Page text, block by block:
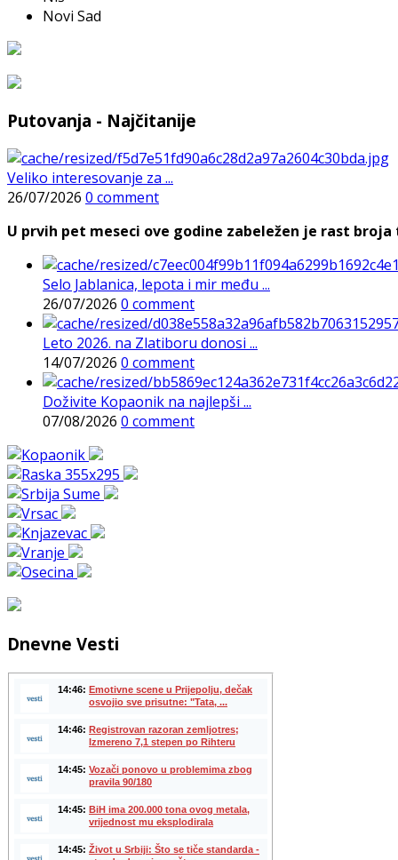
Novi Sad
Putovanja - Najčitanije
Veliko interesovanje za ...
26/07/2026 0 comment
U prvih pet meseci ove godine zabeležen je rast
Selo Jablanica, lepota i mir među ...
26/07/2026 0 comment
Leto 2026. na Zlatiboru donosi ...
14/07/2026 0 comment
Doživite Kopaonik na najlepši ...
07/08/2026 0 comment
Dnevne Vesti